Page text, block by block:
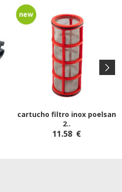
cartucho filtro inox poelsan
2..
11.58 €